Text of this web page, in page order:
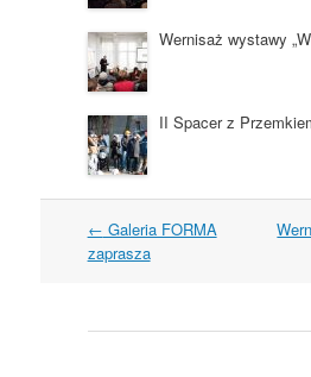
Wernisaż wystawy
II Spacer z
Nawigacja
wpisów
← Galeria FORMA
zaprasza